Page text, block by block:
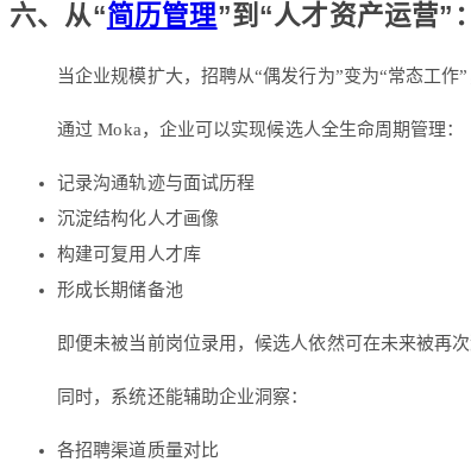
六、从“简历管理”到“人才资产运营”
当企业规模扩大，招聘从“偶发行为”变为“常态工作
通过 Moka，企业可以实现候选人全生命周期管理：
记录沟通轨迹与面试历程
沉淀结构化人才画像
构建可复用人才库
形成长期储备池
即便未被当前岗位录用，候选人依然可在未来被再
同时，系统还能辅助企业洞察：
各招聘渠道质量对比